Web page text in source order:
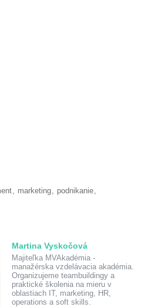
marketing
podnikanie
Martina Vyskočová
Majiteľka MVAkadémia -
manažérska vzdelávacia akadémia.
Organizujeme teambuildingy a
praktické školenia na mieru v
oblastiach IT, marketing, HR,
operations a soft skills.